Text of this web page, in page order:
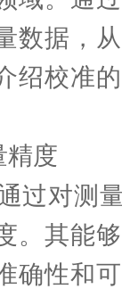
数据，
绍校准
度
过对测
。其能
确性和